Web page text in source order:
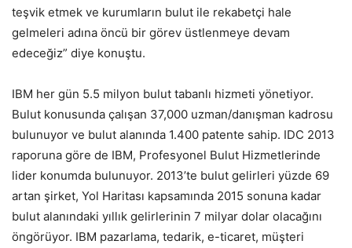
teşvik etmek ve kurumların bulut ile rekabetçi hale
gelmeleri adına öncü bir görev üstlenmeye devam
edeceğiz” diye konuştu.
IBM her gün 5.5 milyon bulut tabanlı hizmeti yönetiyor.
Bulut konusunda çalışan 37,000 uzman/danışman kadrosu
bulunuyor ve bulut alanında 1.400 patente sahip. IDC 2013
raporuna göre de IBM, Profesyonel Bulut Hizmetlerinde
lider konumda bulunuyor. 2013’te bulut gelirleri yüzde 69
artan şirket, Yol Haritası kapsamında 2015 sonuna kadar
bulut alanındaki yıllık gelirlerinin 7 milyar dolar olacağını
öngörüyor. IBM pazarlama, tedarik, e-ticaret, müşteri